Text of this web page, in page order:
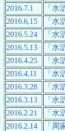
2016.7.1
「水
2016.6.15
「水
2016.5.24
「水
2016.5.13
「水
2016.4.25
「水
2016.4.11
「水
2016.3.28
「水
2016.3.13
「水
2016.2.21
「水
2016.2.14
「周